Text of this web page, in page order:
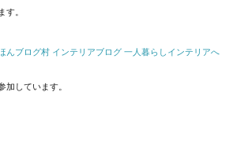
す。
加しています。